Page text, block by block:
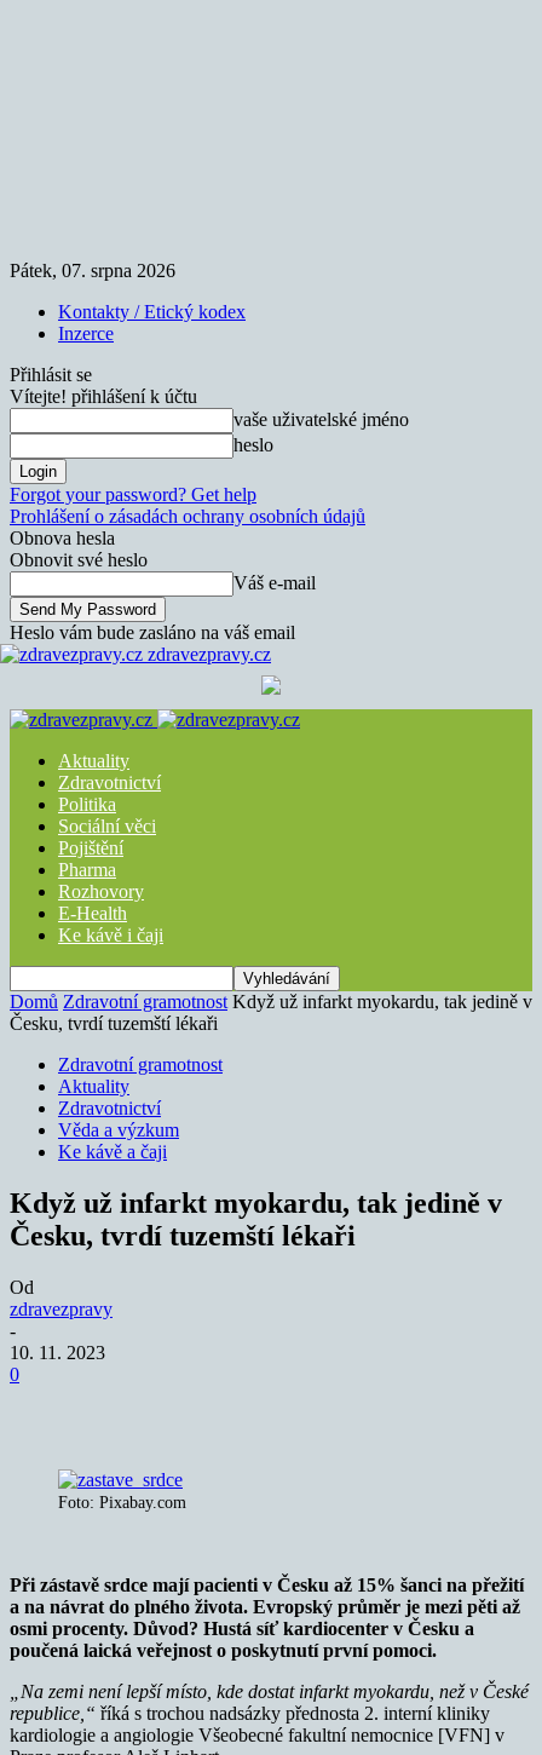
Pátek, 07. srpna 2026
Kontakty / Etický kodex
Inzerce
Přihlásit se
Vítejte! přihlášení k účtu
vaše uživatelské jméno
heslo
Forgot your password? Get help
Prohlášení o zásadách ochrany osobních údajů
Obnova hesla
Obnovit své heslo
Váš e-mail
Heslo vám bude zasláno na váš email
zdravezpravy.cz
Aktuality
Zdravotnictví
Politika
Sociální věci
Pojištění
Pharma
Rozhovory
E-Health
Ke kávě i čaji
Domů Zdravotní gramotnost Když už infarkt myokardu, tak jedině v
Česku, tvrdí tuzemští lékaři
Zdravotní gramotnost
Aktuality
Zdravotnictví
Věda a výzkum
Ke kávě a čaji
Když už infarkt myokardu, tak jedině v
Česku, tvrdí tuzemští lékaři
Od
zdravezpravy
-
10. 11. 2023
0
Foto: Pixabay.com
Při zástavě srdce mají pacienti v Česku až 15% šanci na přežití
a na návrat do plného života. Evropský průměr je mezi pěti až
osmi procenty. Důvod? Hustá síť kardiocenter v Česku a
poučená laická veřejnost o poskytnutí první pomoci.
„Na zemi není lepší místo, kde dostat infarkt myokardu, než v České
republice,“ říká s trochou nadsázky přednosta 2. interní kliniky
kardiologie a angiologie Všeobecné fakultní nemocnice [VFN] v